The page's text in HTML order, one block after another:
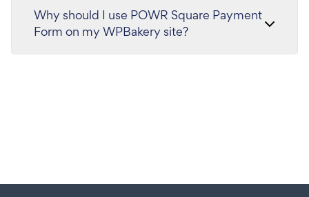
Why should I use POWR Square Payment
Form on my WPBakery site?